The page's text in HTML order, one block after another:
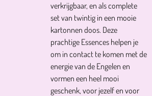
verkrijgbaar, en als complete
set van twintig in een mooie
kartonnen doos. Deze
prachtige Essences helpen je
om in contact te komen met de
energie van de Engelen en
vormen een heel mooi
geschenk, voor jezelf en voor